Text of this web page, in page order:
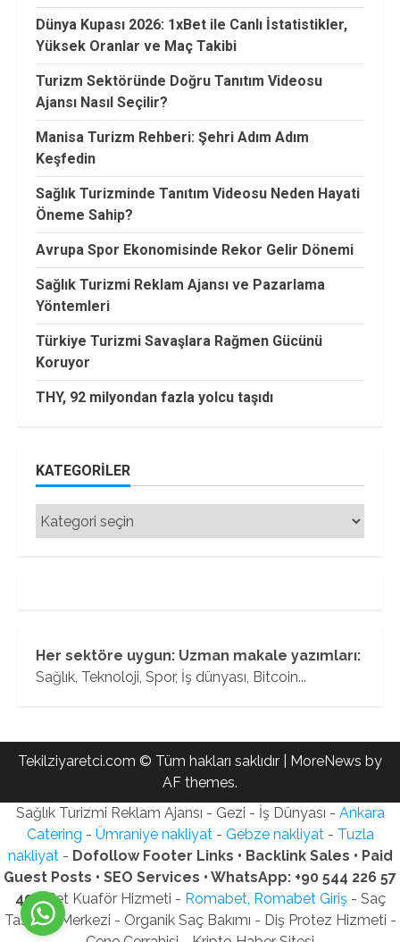
Dünya Kupası 2026: 1xBet ile Canlı İstatistikler,
Yüksek Oranlar ve Maç Takibi
Turizm Sektöründe Doğru Tanıtım Videosu
Ajansı Nasıl Seçilir?
Manisa Turizm Rehberi: Şehri Adım Adım
Keşfedin
Sağlık Turizminde Tanıtım Videosu Neden Hayati
Öneme Sahip?
Avrupa Spor Ekonomisinde Rekor Gelir Dönemi
Sağlık Turizmi Reklam Ajansı ve Pazarlama
Yöntemleri
Türkiye Turizmi Savaşlara Rağmen Gücünü
Koruyor
THY, 92 milyondan fazla yolcu taşıdı
KATEGORILER
Kategoriler
Her sektöre uygun: Uzman makale yazımları:
Sağlık, Teknoloji, Spor, İş dünyası, Bitcoin...
Tekilziyaretci.com © Tüm hakları saklıdır MoreNews by
AF themes.
Sağlık Turizmi Reklam Ajansı - Gezi - İş Dünyası - Ankara
Catering - Ümraniye nakliyat- Gebze nakliyat- Tuzla
nakliyat- Dofollow Footer Links • Backlink Sales • Paid
Guest Posts • SEO Services • WhatsApp: +90 544 226 57
40- Pet Kuaför Hizmeti - Romabet, Romabet Giriş- Saç
Tasarım Merkezi - Organik Saç Bakımı - Diş Protez Hizmeti -